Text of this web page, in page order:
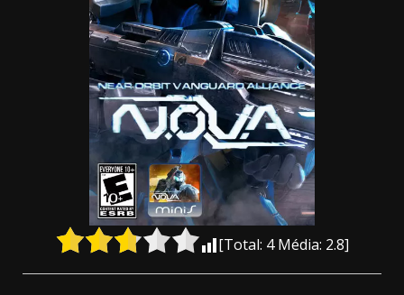
[Total: 4Média: 2.8]